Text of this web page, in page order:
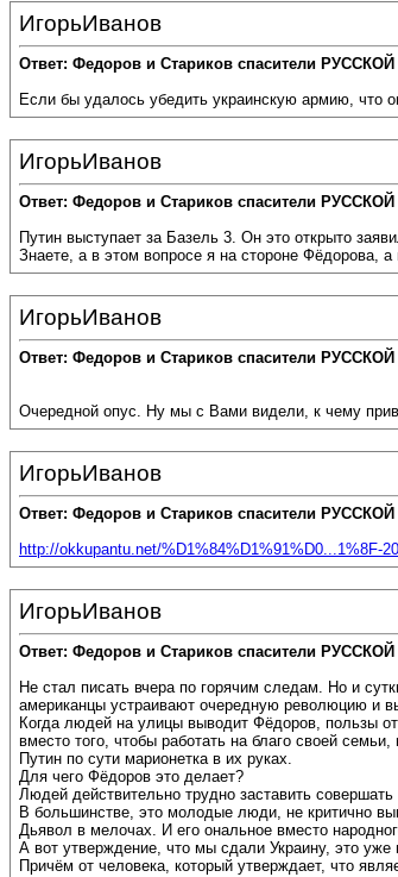
ИгорьИванов
Ответ: Федоров и Стариков спасители
Если бы удалось убедить украинскую армию, что
ИгорьИванов
Ответ: Федоров и Стариков спасители
Путин выступает за Базель 3. Он это открыто
Знаете, а в этом вопросе я на стороне Фёдорова, а
ИгорьИванов
Ответ: Федоров и Стариков спасители
Очередной опус. Ну мы с Вами видели, к чему
ИгорьИванов
Ответ: Федоров и Стариков спасители
http://okkupantu.net/%D1%84%D1%91%D0...1%8F-
ИгорьИванов
Ответ: Федоров и Стариков спасители
Не стал писать вчера по горячим следам. Но и
американцы устраивают очередную революцию и
Когда людей на улицы выводит Фёдоров, пользы
вместо того, чтобы работать на благо своей
Путин по сути марионетка в их руках.
Для чего Фёдоров это делает?
Людей действительно трудно заставить
В большинстве, это молодые люди, не критично
Дьявол в мелочах. И его ональное вместо
А вот утверждение, что мы сдали Украину, это уже
Причём от человека, который утверждает, что